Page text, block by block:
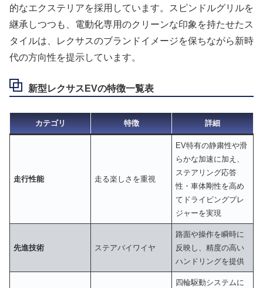
的なエクステリアを採用しています。スピンドルグリルを
継承しつつも、電動化専用のクリーンな印象を持たせたス
タイルは、レクサスのブランドイメージを保ちながら新時
代の方向性を提示しています。
新型レクサスEVの特徴一覧表
カテゴリ 特徴 詳細
走行性能 走る楽しさを重視
EV特有の静粛性や滑
らかな加速に加え、
ステアリング応答
性・車体剛性を高め
てドライビングプレ
ジャーを実現
先進技術 ステアバイワイヤ
路面や操作を瞬時に
反映し、精度の高い
ハンドリングを提供
四輪駆動システムに